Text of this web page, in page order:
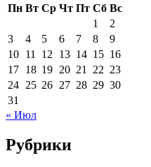
Пн Вт Ср Чт Пт Сб Вс
1
2
3
4 5 6 7 8
9
10 11 12 13 14 15 16
17 18 19 20 21 22 23
24 25 26 27 28 29 30
31
« Июл
Рубрики